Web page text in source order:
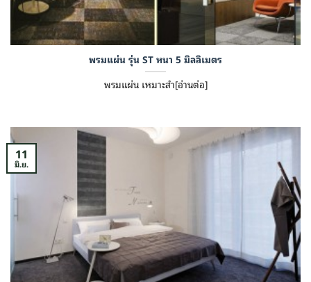
พรมแผ่น รุ่น ST หนา 5 มิลลิเมตร
พรมแผ่น เหมาะสำ[อ่านต่อ]
11
มิ.ย.